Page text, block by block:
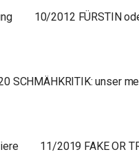
10/2012 FÜRSTIN
SCHMÄHKRITIK: unser
11/2019 FAKE OR